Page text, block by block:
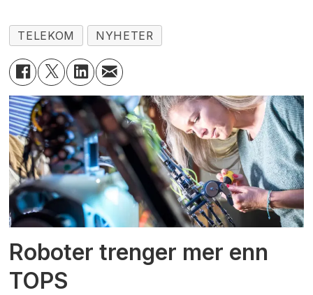
TELEKOM NYHETER
Roboter trenger mer enn
TOPS